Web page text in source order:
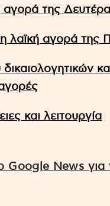
αγορά της
λαϊκή αγορά
και λειτουργία
Google News για